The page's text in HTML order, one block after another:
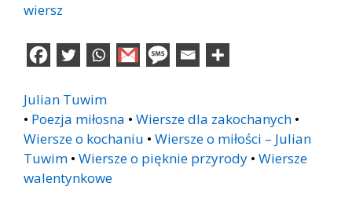
wiersz
Julian Tuwim
• Poezja miłosna • Wiersze dla zakochanych •
Wiersze o kochaniu • Wiersze o miłości – Julian
Tuwim • Wiersze o pięknie przyrody • Wiersze
walentynkowe